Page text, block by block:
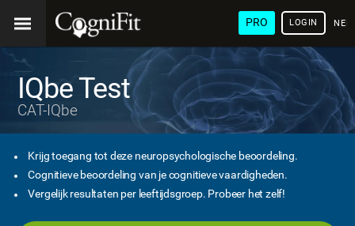
PRO LOGIN
IQbe Test
CAT-IQbe
Krijg toegang tot deze neuropsychologische beoordeling.
Cognitieve beoordeling van je cognitieve vaardigheden.
Vergelijk resultaten per leeftijdsgroep. Probeer het zelf!